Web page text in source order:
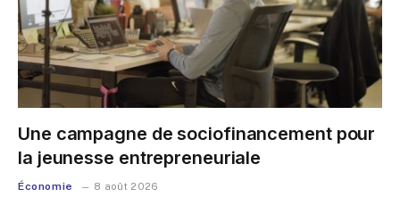
Une campagne de sociofinancement pour
la jeunesse entrepreneuriale
Économie 8 août 2026